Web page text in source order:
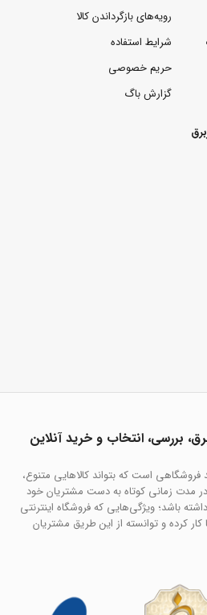
رویه‌های بازگرداندن کالا
شرایط استفاده
حریم خصوصی
گزارش باگ
بررسی، انتخاب و خرید آنلاین
فروشگاهی است که بتواند کالاهایی متنوع،
مدت زمانی کوتاه به دست مشتریان خود
باشد؛ ویژگی‌هایی که فروشگاه اینترنتی
کرده و توانسته از این طریق مشتریان